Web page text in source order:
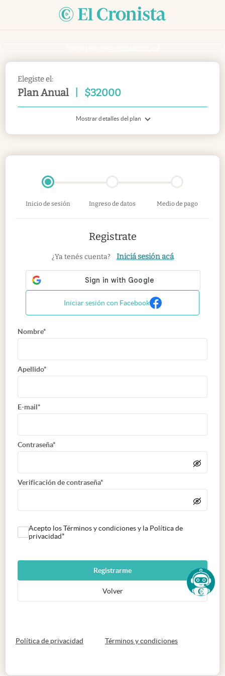
Elegiste el:
Plan Anual $32000
Mostrar detalles del plan
Inicio de sesión Ingreso de datos Medio de pago
Registrate
¿Ya tenés cuenta? Iniciá sesión acá
Iniciar sesión con Facebook
Nombre*
Apellido*
E-mail*
Contraseña*
Verificación de contraseña*
Acepto los Términos y condiciones y la Política de
privacidad*
Registrarme
Volver
Política de privacidad abre en nueva pestaña
Términos y condicionesabre en nueva